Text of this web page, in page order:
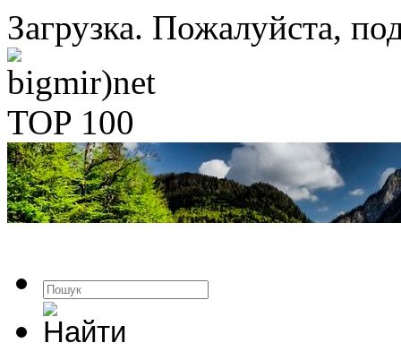
Загрузка. Пожалуйста,